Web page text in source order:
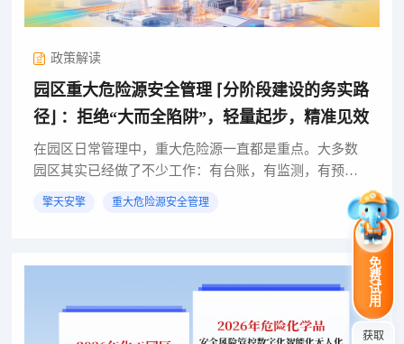
政策解读
园区重大危险源安全管理 ⌈分阶段建设的务实路
径⌋ ：拒绝“大而全陷阱”，轻量起步，精准见效
在园区日常管理中，重大危险源一直都是重点。大多数
园区其实已经做了不少工作：有台账，有监测，有预
警，有检查。但在实际运行中，仍会遇到一些“反复出现
的问题”——1.设备离线没人知设备离线延迟发现，期间
擎天安擎 重大危险源安全管理
免费试用
获取